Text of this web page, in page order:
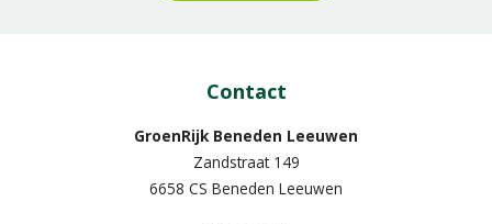
Contact
GroenRijk Beneden Leeuwen​
Zandstraat 149
6658 CS Beneden Leeuwen